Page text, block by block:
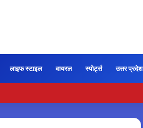
लाइफ स्टाइल वायरल स्पोर्ट्स उत्तर प्रदेश
पिटाई में एक संदिग्ध की हुई मौत